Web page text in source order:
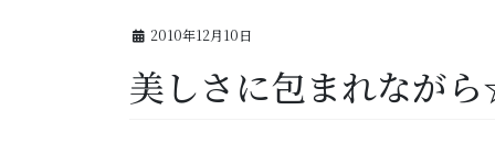
2010年12月10日
美しさに包まれなが